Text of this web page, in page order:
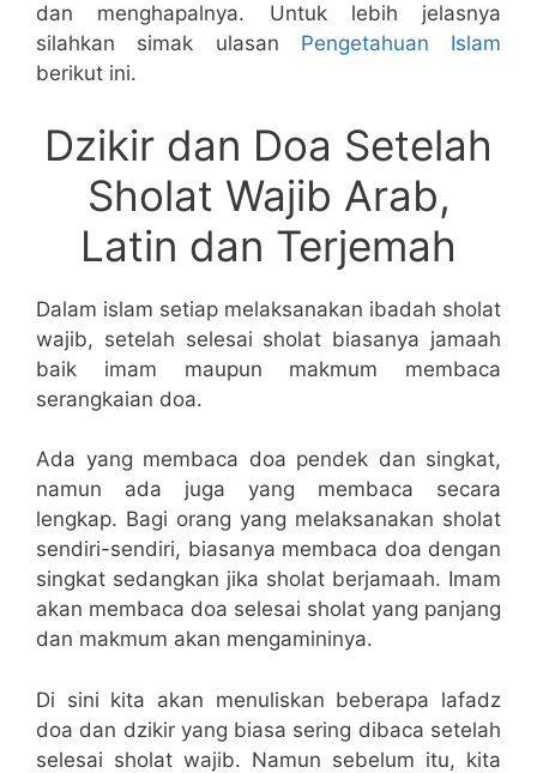
dan menghapalnya. Untuk lebih jelasnya
silahkan simak ulasan Pengetahuan Islam
berikut ini.
Dzikir dan Doa Setelah
Sholat Wajib Arab,
Latin dan Terjemah
Dalam islam setiap melaksanakan ibadah sholat
wajib, setelah selesai sholat biasanya jamaah
baik imam maupun makmum membaca
serangkaian doa.
Ada yang membaca doa pendek dan singkat,
namun ada juga yang membaca secara
lengkap. Bagi orang yang melaksanakan sholat
sendiri-sendiri, biasanya membaca doa dengan
singkat sedangkan jika sholat berjamaah. Imam
akan membaca doa selesai sholat yang panjang
dan makmum akan mengamininya.
Di sini kita akan menuliskan beberapa lafadz
doa dan dzikir yang biasa sering dibaca setelah
selesai sholat wajib. Namun sebelum itu, kita